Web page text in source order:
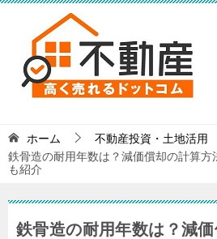
ホーム
不動産投資・土地活用
鉄骨造の耐用年数は？減価償却の計算
も紹介
鉄骨造の耐用年数は？減